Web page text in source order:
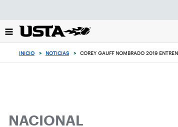
el
botón
INICIO > NOTICIAS > COREY GAUFF NOMBRADO 2019
NACIONAL